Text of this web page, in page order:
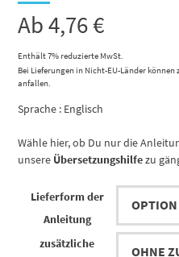
Ab 4,76€
Enthält 7% reduzierte MwSt.
Bei Lieferungen in Nicht-EU-Länder
anfallen.
Sprache : Englisch
Wähle hier, ob Du nur die
unsere Übersetzungshilfezu
Lieferform der
Anleitung
zusätzliche